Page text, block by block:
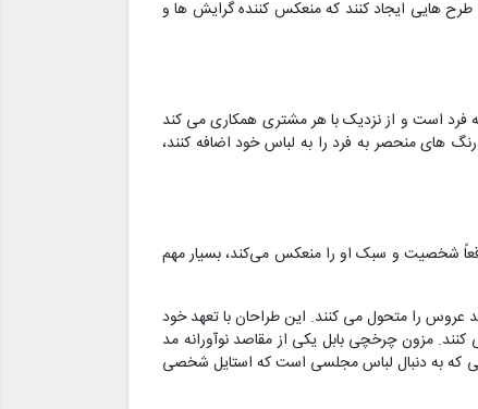
هایی ایجاد کنند که منعکس کننده گرایش ها و
است و از نزدیک با هر مشتری همکاری می کند
های منحصر به فرد را به لباس خود اضافه کنند،
شخصیت و سبک او را منعکس می‌کند، بسیار مهم
را متحول می کنند. این طراحان با تعهد خود
مزون چرخچی بابل یکی از مقاصد نوآورانه مد
که به دنبال لباس مجلسی است که استایل شخصی